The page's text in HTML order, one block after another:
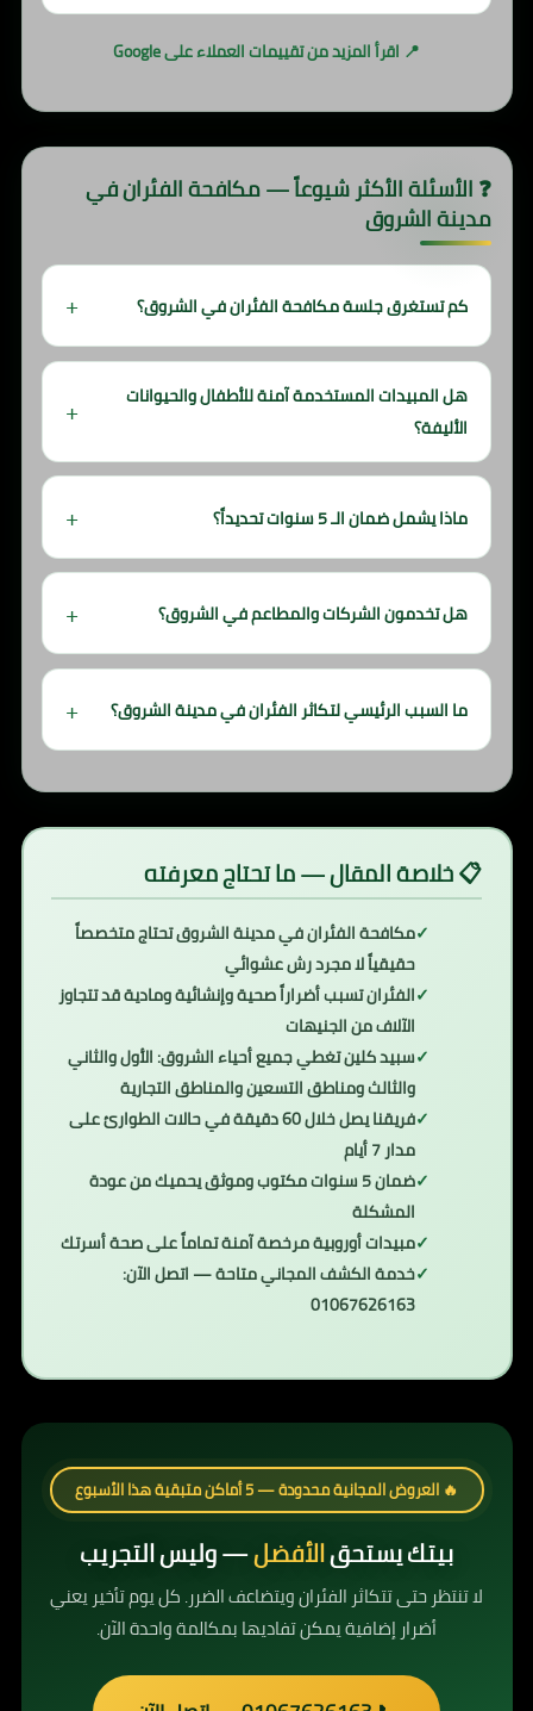
📍 اقرأ المزيد من تقييمات العملاء على Google
❓ الأسئلة الأكثر شيوعاً — مكافحة الفئران في
مدينة الشروق
كم تستغرق جلسة مكافحة الفئران في الشروق؟
تتراوح مدة الجلسة بين ساعتين وأربع ساعات حسب حجم
المكان وشدة الإصابة. نحرص على الانتهاء في أسرع وقت
مع الحفاظ على أعلى جودة.
هل المبيدات المستخدمة آمنة للأطفال والحيوانات
الأليفة؟
نعم تماماً. نستخدم فقط المبيدات المرخصة من وزارة الصحة
المصرية والمعتمدة أوروبياً. يُنصح فقط بالابتعاد عن المنزل
لمدة ساعتين بعد الرش ثم التهوية الجيدة.
ماذا يشمل ضمان الـ 5 سنوات تحديداً؟
الضمان يشمل إعادة الخدمة مجاناً في حال عودة الفئران
خلال فترة الضمان، مع زيارات متابعة دورية وتقارير مكتوبة.
هو عقد قانوني موثق وليس مجرد وعد.
هل تخدمون الشركات والمطاعم في الشروق؟
نعم، لدينا عقود دورية مخصصة للمنشآت التجارية، المطاعم،
المخازن، والمصانع في مدينة الشروق وضواحيها مع تقارير
دورية لضمان الامتثال الصحي.
ما السبب الرئيسي لتكاثر الفئران في مدينة الشروق؟
شبكات الصرف القديمة، وتراكم القمامة في بعض المواقع
التجارية. هذه العوامل تجعل الشروق بيئة مناسبة للفئران
📋 خلاصة المقال — ما تحتاج معرفته
مكافحة الفئران في مدينة الشروق تحتاج متخصصاً
حقيقياً لا مجرد رش عشوائي
الفئران تسبب أضراراً صحية وإنشائية ومادية قد تتجاوز
الآلاف من الجنيهات
سبيد كلين تغطي جميع أحياء الشروق: الأول والثاني
والثالث ومناطق التسعين والمناطق التجارية
فريقنا يصل خلال 60 دقيقة في حالات الطوارئ على
مدار 7 أيام
ضمان 5 سنوات مكتوب وموثق يحميك من عودة
المشكلة
مبيدات أوروبية مرخصة آمنة تماماً على صحة أسرتك
خدمة الكشف المجاني متاحة — اتصل الآن:
01067626163
🔥 العروض المجانية محدودة — 5 أماكن متبقية هذا الأسبوع
بيتك يستحقالأفضل— وليس التجريب
لا تنتظر حتى تتكاثر الفئران ويتضاعف الضرر. كل يوم تأخير يعني
أضرار إضافية يمكن تفاديها بمكالمة واحدة الآن.